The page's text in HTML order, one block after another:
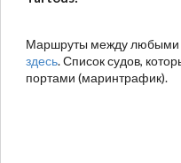
Маршруты между любыми
здесь. Список судов,
портами (маринтрафик).